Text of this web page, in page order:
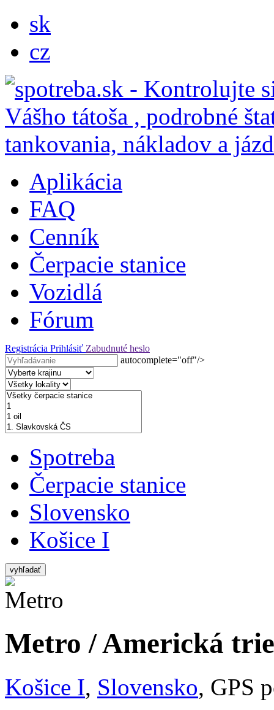
sk
cz
Aplikácia
FAQ
Cenník
Čerpacie stanice
Vozidlá
Fórum
Registrácia Prihlásiť Zabudnuté heslo
autocomplete="off"/>
Spotreba
Čerpacie stanice
Slovensko
Košice I
vyhľadať
Metro / Americká
Košice I, Slovensko, GPS